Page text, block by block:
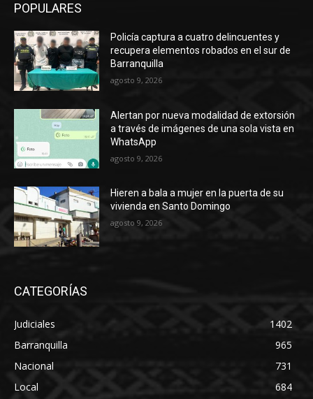
POPULARES
Policía captura a cuatro delincuentes y
recupera elementos robados en el sur de
Barranquilla
agosto 9, 2026
Alertan por nueva modalidad de extorsión
a través de imágenes de una sola vista en
WhatsApp
agosto 9, 2026
Hieren a bala a mujer en la puerta de su
vivienda en Santo Domingo
agosto 9, 2026
CATEGORÍAS
Judiciales
1402
Barranquilla
965
Nacional
731
Local
684